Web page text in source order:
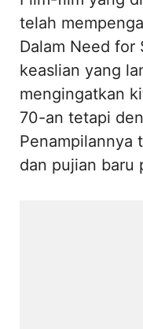
telah
Dalam Need for
keaslian yang
mengingatkan
70-an tetapi
Penampilannya
dan pujian baru